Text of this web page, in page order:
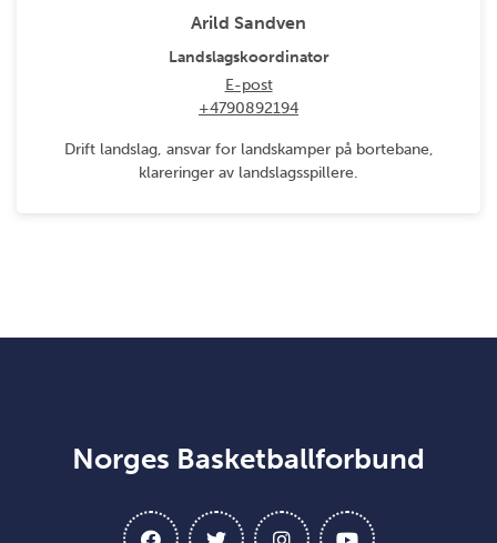
Arild Sandven
Landslagskoordinator
E-post
+4790892194
Drift landslag, ansvar for landskamper på bortebane,
klareringer av landslagsspillere.
Norges Basketballforbund